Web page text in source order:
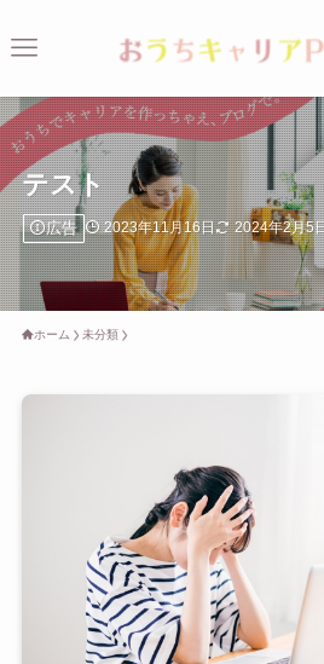
テスト
広告 2023年11月16日 2024年2月5
ホーム 未分類